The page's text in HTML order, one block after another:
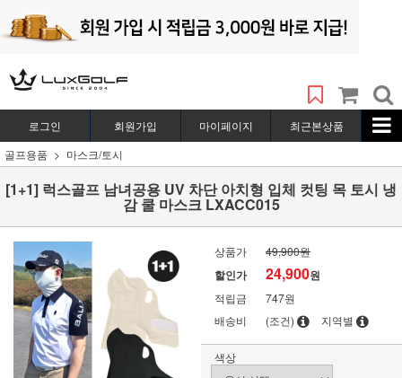
로그인 회원가입 마이페이지
최근본상품
골프용품
마스크/토시
[1+1] 럭스골프 남녀공용 UV 차단 아치형 입체 컷팅 목 토시 냉
감 쿨 마스크 LXACC015
상품가 49,900원
할인가 24,900원
적립금
747원
배송비
(조건) 지역별
색상